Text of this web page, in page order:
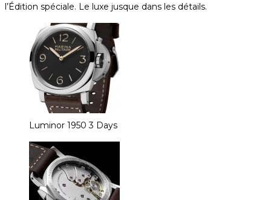
l’Édition spéciale. Le luxe jusque dans les détails.
Luminor 1950 3 Days